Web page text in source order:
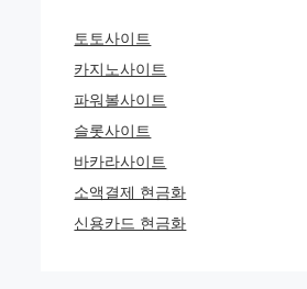
토토사이트
카지노사이트
파워볼사이트
슬롯사이트
바카라사이트
소액결제 현금화
신용카드 현금화